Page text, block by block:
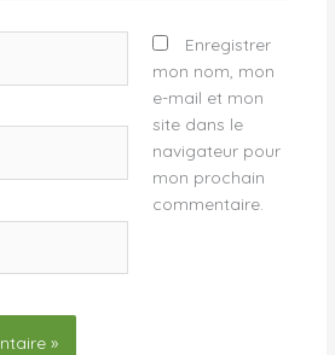
Enregistrer
mon nom, mon
e-mail et mon
site dans le
navigateur pour
mon prochain
commentaire.